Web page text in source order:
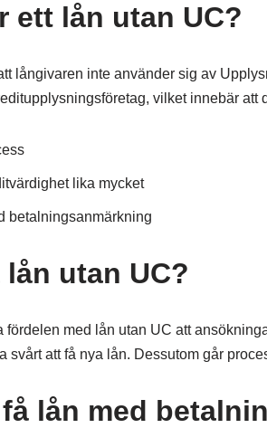
ett lån utan UC?
långivaren inte använder sig av
vilket innebär
lika mycket
betalningsanmärkning
utan UC?
fördelen med lån utan UC att
svårt att få nya lån. Dessutom går
lån med